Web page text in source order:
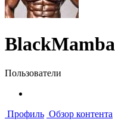
BlackMamba
Пользователи
Профиль Обзор контента